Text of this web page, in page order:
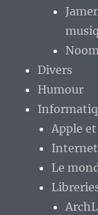
Divers
Humour
Apple
Internet
Le